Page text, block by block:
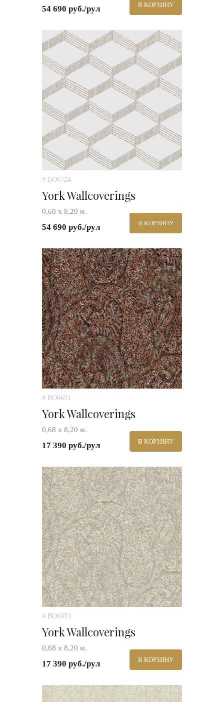
54 690 руб./рул В КОРЗИНУ
# BO6724
York Wallcoverings
0,68 х 8,20 м.
54 690 руб./рул В КОРЗИНУ
# BO6651
York Wallcoverings
0,68 х 8,20 м.
17 390 руб./рул В КОРЗИНУ
# BO6653
York Wallcoverings
0,68 х 8,20 м.
17 390 руб./рул В КОРЗИНУ